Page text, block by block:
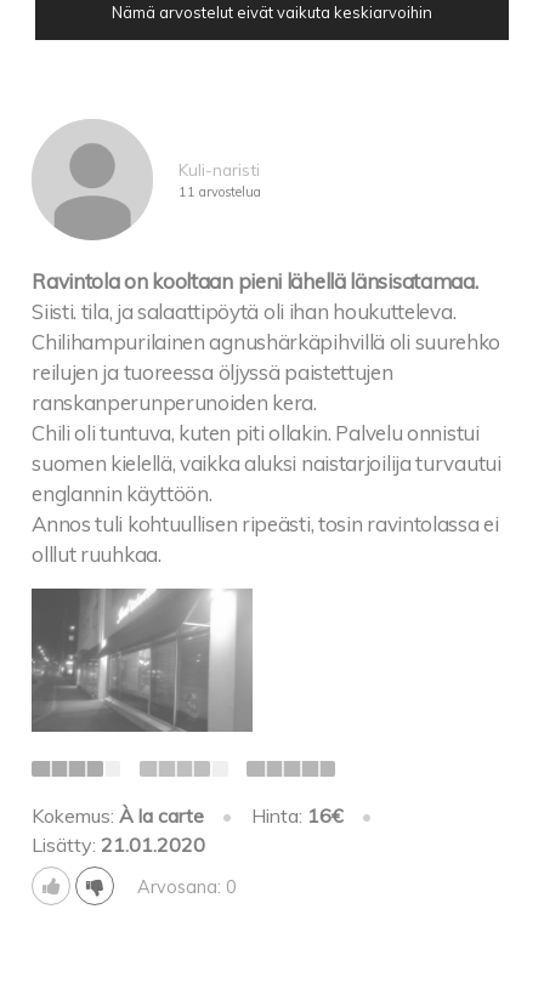
Nämä arvostelut eivät vaikuta keskiarvoihin
Kuli-naristi
11 arvostelua
Ravintola on kooltaan pieni lähellä länsisatamaa.
Siisti. tila, ja salaattipöytä oli ihan houkutteleva.
Chilihampurilainen agnushärkäpihvillä oli suurehko
reilujen ja tuoreessa öljyssä paistettujen
ranskanperunperunoiden kera.
Chili oli tuntuva, kuten piti ollakin. Palvelu onnistui
suomen kielellä, vaikka aluksi naistarjoilija turvautui
englannin käyttöön.
Annos tuli kohtuullisen ripeästi, tosin ravintolassa ei
olllut ruuhkaa.
Kokemus:À la carte • Hinta: 16€
•
Lisätty: 21.01.2020
Arvosana: 0